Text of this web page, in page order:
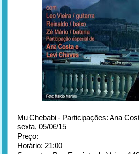
Mu Chebabi - Participações: Ana
sexta, 05/06/15
Preço:
Horário: 21:00